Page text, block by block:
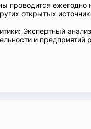
проводится ежегодно
открытых
Экспертный
и предприятий